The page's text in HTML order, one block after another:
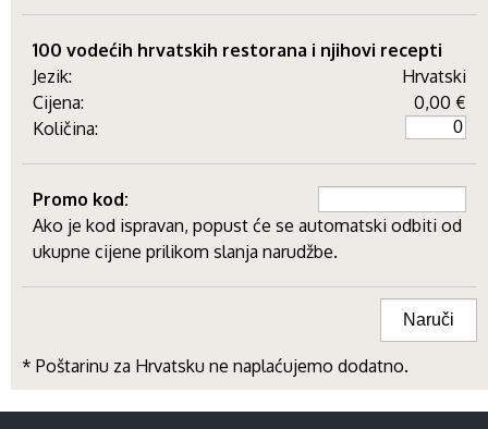
100 vodećih hrvatskih restorana i njihovi recepti
Jezik:
Hrvatski
Cijena:
0,00 €
Količina:
Promo kod:
Ako je kod ispravan, popust će se automatski odbiti od
ukupne cijene prilikom slanja narudžbe.
* Poštarinu za Hrvatsku ne naplaćujemo dodatno.